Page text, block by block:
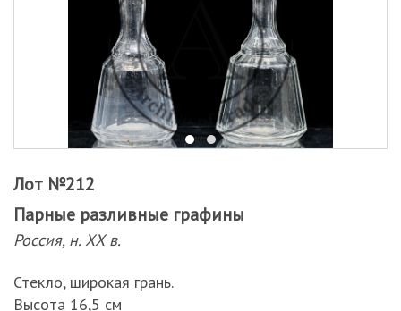
Лот №212
Парные разливные графины
Россия, н. ХХ в.
Стекло, широкая грань.
Высота 16,5 см